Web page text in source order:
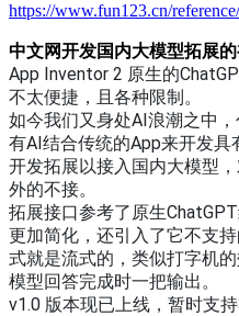
https://www.fun123.cn/
中文网开发国内大模型拓展
App Inventor 2 原生的
不太便捷，且各种限制。
如今我们又身处AI浪潮之中
有AI结合传统的App来开发
开发拓展以接入国内大模型
外的不接。
拓展接口参考了原生
更加简化，还引入了它不支
式就是流式的，类似打字机
模型回答完成时一把输出。
v1.0 版本现已上线，暂时支